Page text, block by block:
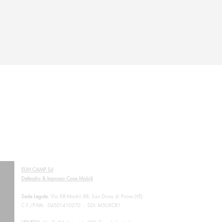
EUH CAMP Srl
Dettaglio & Ingrosso Case Mobili
Sede Legale: Via XIII Martiri 88, San Dona di Piave (VE)
C.F./P.IVA: 04501410270 - SDI: M5UXCR1